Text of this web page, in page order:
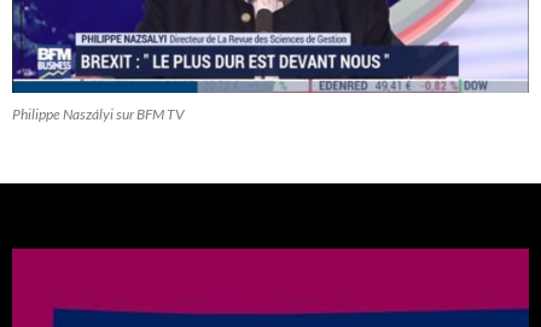
Philippe Naszályi sur BFM TV